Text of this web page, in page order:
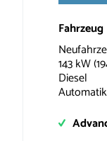
Fahrzeug
143 kW
Diesel
Automatik